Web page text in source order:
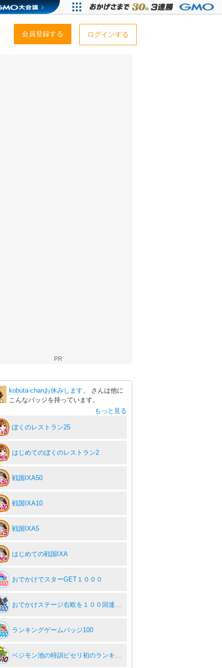
会員登録する ログインする
PR
kobuta-chanお休みします。 さんは他に
こんなバッジを持っています。
もっと見る
ぼくのレストラン25
はじめてのぼくのレストラン2
戦国IXA50
戦国IXA10
戦国IXA5
はじめての戦国IXA
おでかけでスターGET１０００
おでかけステージ右欧を１００回達成度１００％
ランキングゲームバッジ100
ベジモン池の特訓ピセリ初のランキングTOP１０入り！